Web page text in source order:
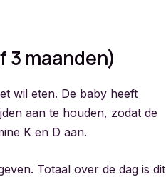
3 maanden)
wil eten. De baby heeft
aan te houden, zodat de
K en D aan.
Totaal over de dag is dit